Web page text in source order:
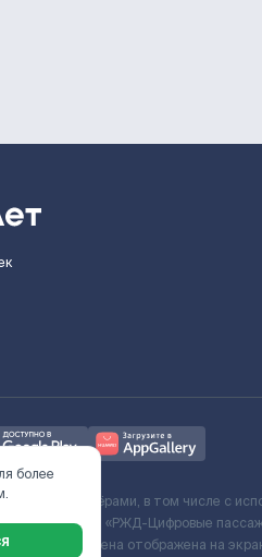
партнёрами, в том числе с
Договора ООО «РЖД-Цифровые
Итоговая цена отображена на
более